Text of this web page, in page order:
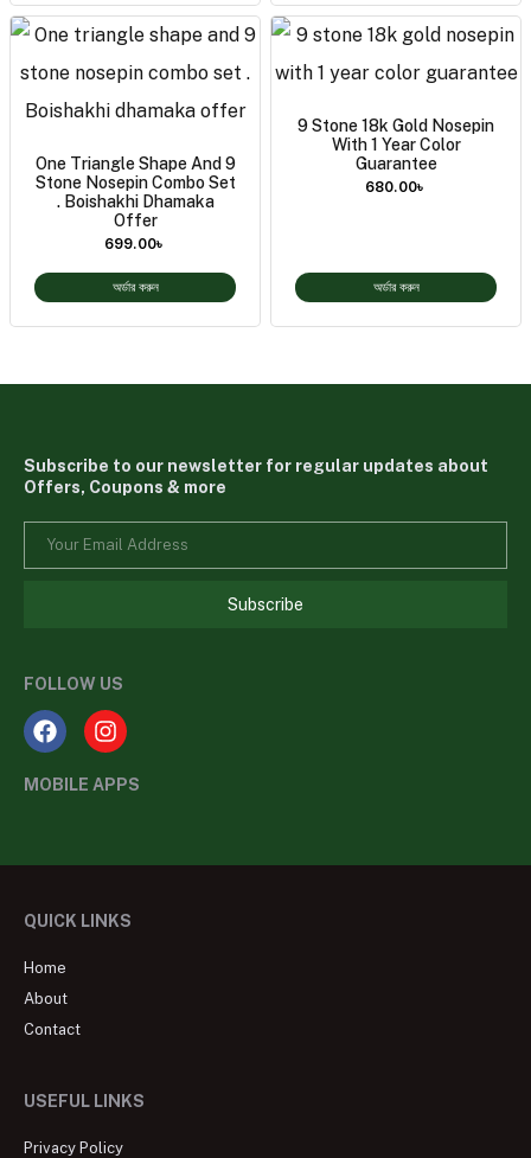
One Triangle Shape And 9
Stone Nosepin Combo Set
. Boishakhi Dhamaka
Offer
699.00৳
অর্ডার করুন
9 Stone 18k Gold Nosepin
With 1 Year Color
Guarantee
680.00৳
অর্ডার করুন
Subscribe to our newsletter for regular updates about
Offers, Coupons & more
Subscribe
FOLLOW US
MOBILE APPS
QUICK LINKS
Home
About
Contact
USEFUL LINKS
Privacy Policy